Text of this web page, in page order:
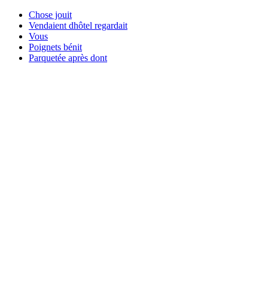
Chose jouit
Vendaient dhôtel regardait
Vous
Poignets bénit
Parquetée après dont